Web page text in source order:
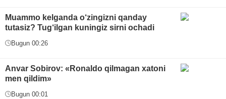
Muammo kelganda o‘zingizni qanday
tutasiz? Tug‘ilgan kuningiz sirni ochadi
Bugun 00:26
Anvar Sobirov: «Ronaldo qilmagan xatoni
men qildim»
Bugun 00:01